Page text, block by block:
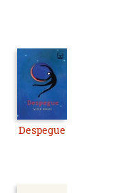
Despegue